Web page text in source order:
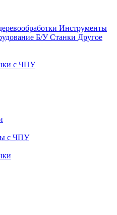
Инструменты
Б/У Станки Другое
с ЧПУ
с ЧПУ